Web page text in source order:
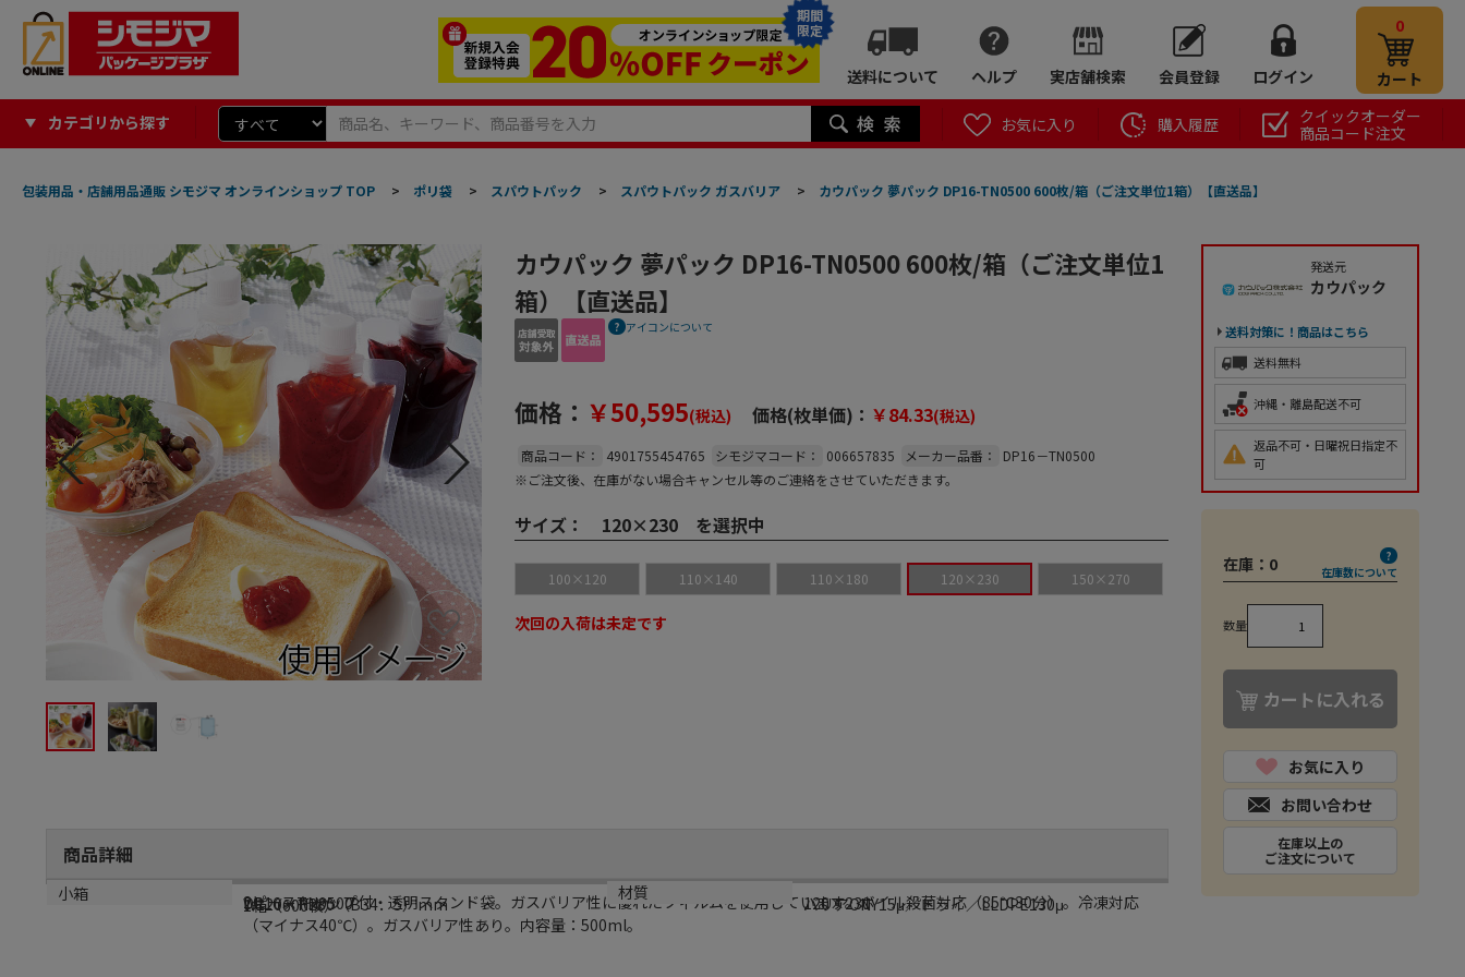
期間
限定
送料について ヘルプ 実店舗検索 会員登録 ログイン
0
カート
カテゴリから探す お気に入り 購入履歴
クイックオーダー
商品コード注文
包装用品・店舗用品通販 シモジマ オンラインショップ TOP > ポリ袋 > スパウトパック > スパウトパック ガスバリア > カウパック 夢パック DP16-TN0500 600枚/箱（ご注文単位1箱）【直送品】
カウパック 夢パック DP16-TN0500 600枚/箱（ご注文単位1
箱）【直送品】
アイコンについて
価格： ￥50,595(税込) 価格(枚単価)： ￥84.33(税込)
商品コード： 4901755454765 シモジマコード： 006657835 メーカー品番：
DP16－TN0500
※ご注文後、在庫がない場合キャンセル等のご連絡をさせていただきます。
サイズ： 120×230 を選択中
100×120 110×140 110×180 120×230 150×270
次回の入荷は未定です
商品詳細
商品説明
2ピースキャップ付・透明スタンド袋。ガスバリア性に優れたフィルムを使用しています。ボイル殺菌対応（85℃30分）。冷凍対応
（マイナス40℃）。ガスバリア性あり。内容量：500ml。
メーカー品番
DP16－TN0500
規格
120×230
サイズ
W120×H230（B34．5）mm
材質
バリアONY15μ／ドライ／LLDPE130μ
小箱
1箱（600枚）
発送元
カウパック
送料対策に！商品はこちら
送料無料
沖縄・離島配送不可
返品不可・日曜祝日指定不
可
在庫： 0 在庫数について
数量
カートに入れる
お気に入り
お問い合わせ
在庫以上の
ご注文について